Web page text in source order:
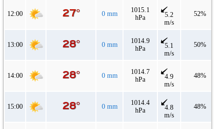
12:00 0 mm
1015.1
hPa
5.2
m/s
52%
13:00 0 mm
1014.9
hPa
5.1
m/s
50%
14:00 0 mm
1014.7
hPa
4.9
m/s
48%
15:00 0 mm
1014.4
hPa
4.8
m/s
48%